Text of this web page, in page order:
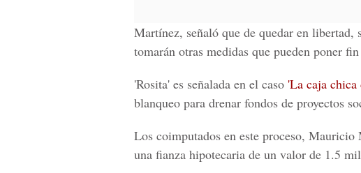
Martínez, señaló que de quedar en libertad,
tomarán otras medidas que pueden poner
'Rosita' es señalada en el caso 'La caja chica
blanqueo para drenar fondos de proyectos
Los coimputados en este proceso, Mauricio
una fianza hipotecaria de un valor de 1.5